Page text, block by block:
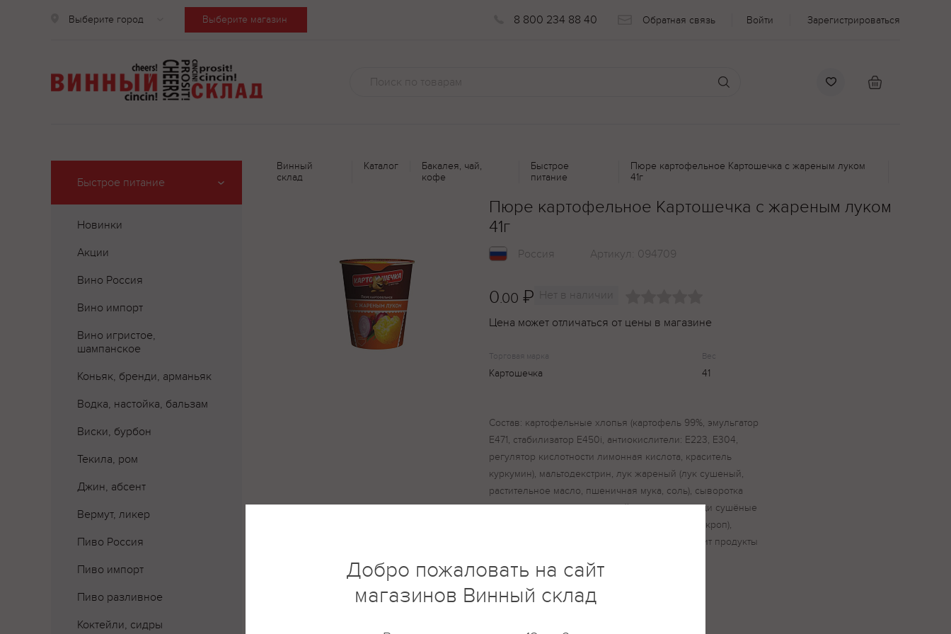
Выберите город Выберите магазин 8 800 234 88 40 Обратная связь Войти Зарегистрироваться
Быстрое питание
Новинки
Акции
Вино Россия
Вино импорт
Вино игристое,
шампанское
Коньяк, бренди, арманьяк
Водка, настойка, бальзам
Виски, бурбон
Текила, ром
Джин, абсент
Вермут, ликер
Пиво Россия
Пиво импорт
Пиво разливное
Коктейли, сидры
Винный
склад
Каталог
Бакалея, чай,
кофе
Быстрое
питание
Пюре картофельное Картошечка с жареным луком
41г
Пюре картофельное Картошечка с жареным луком
41г
Россия Артикул: 094709
0.00 ₽ Нет в наличии
Цена может отличаться от цены в магазине
Торговая марка
Картошечка
Вес
41
Состав: картофельные хлопья (картофель 99%, эмульгатор
Е471, стабилизатор Е450i, антиокислители: Е223, Е304,
регулятор кислотности лимонная кислота, краситель
куркумин), мальтодекстрин, лук жареный (лук сушеный,
растительное масло, пшеничная мука, соль), сыворотка
молочная сухая, растительный жир, соль, овощи сушёные
(морковь, паприка зеленая, паприка красная, укроп),
усилители вкуса и аромата Е621, Е635. Содержит продукты
Добро пожаловать на сайт
магазинов Винный склад